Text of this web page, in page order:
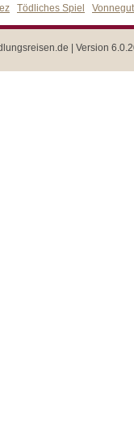
Tödliches Spiel
| Version